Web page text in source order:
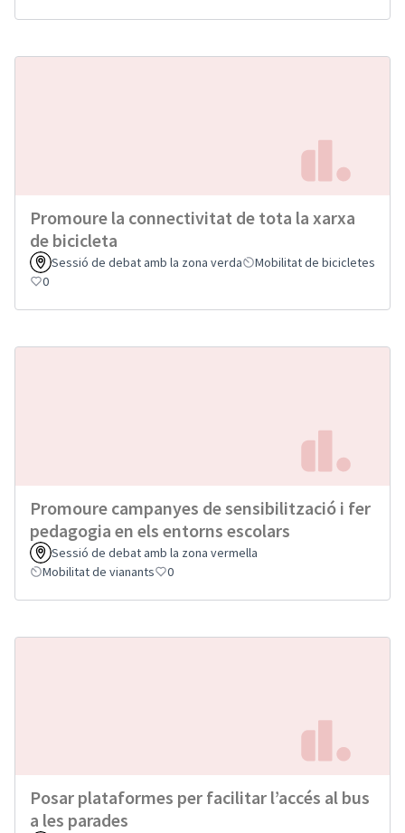
Promoure la connectivitat de tota la xarxa
de bicicleta
Sessió de debat amb la zona verda
Mobilitat de bicicletes
0
Promoure campanyes de sensibilització i fer
pedagogia en els entorns escolars
Sessió de debat amb la zona vermella
Mobilitat de vianants
0
Posar plataformes per facilitar l’accés al bus
a les parades